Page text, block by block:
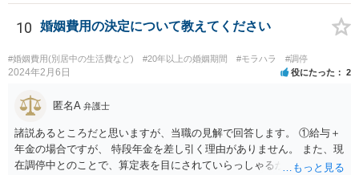
への侵害行為は違法の可能性があります。したがって、夫が相手女性
と会う約束を取り付け、探偵が公道上から尾行・撮影して住所を割り
出す方法は、手段が適法であれば問題ありません。 ２ 相手女性が既
婚者であった場合の夫への慰謝料請求の可能性 相手女性が既婚である
場合、その配偶者は、夫と相手女性の双方に対して不貞行為に基づく
の事情があれば、過失の有無や慰謝料額に影響します。 ・相手女性が
独身であると虚偽申告していた ・夫が既婚と知らなかったことに合理
的理由がある もっとも、相手女性が既婚であることを容易に確認でき
たにもかかわらず漫然と関係を続けた場合は、夫の過失が認められ、
慰謝料（50～150万円程度？）が発生し得ます。
10 婚姻費用の決定について教えてください
#婚姻費用(別居中の生活費など) #20年以上の婚姻期間 #モラハラ #調停
2024年2月6日 役にたった 2
匿名A 弁護士
諸説あるところだと思いますが、当職の見解で回答します。 ①給与＋
年金の場合ですが、 特段年金を差し引く理由がありません。 また、現
在調停中とのことで、算定表を目にされていらっしゃるかと思いま